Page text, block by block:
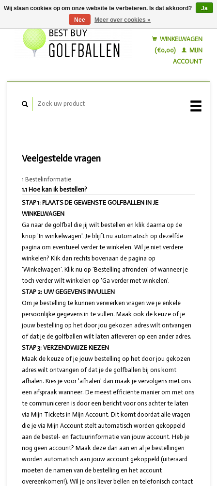
WINKELWAGEN
(€0,00)
MIJN
ACCOUNT
Veelgestelde vragen
1 Bestelinformatie
1.1 Hoe kan ik bestellen?
STAP 1: PLAATS DE GEWENSTE GOLFBALLEN IN JE
WINKELWAGEN
Ga naar de golfbal die jij wilt bestellen en klik daarna op de
knop 'In winkelwagen'. Je blijft nu automatisch op dezelfde
pagina om eventueel verder te winkelen. Wil je niet verdere
winkelen? Klik dan rechts bovenaan de pagina op
'Winkelwagen'. Klik nu op 'Bestelling afronden' of wanneer je
toch verder wilt winkelen op 'Ga verder met winkelen'.
STAP 2: UW GEGEVENS INVULLEN
Om je bestelling te kunnen verwerken vragen we je enkele
persoonlijke gegevens in te vullen. Maak ook de keuze of je
jouw bestelling op het door jou gekozen adres wilt ontvangen
of dat je de golfballen wilt laten afleveren op een ander adres.
STAP 3: VERZENDWIJZE KIEZEN
Maak de keuze of je jouw bestelling op het door jou gekozen
adres wilt ontvangen of dat je de golfballen bij ons komt
afhalen. Kies je voor 'afhalen' dan maak je vervolgens met ons
een afspraak wanneer. De meest efficiënte manier om met ons
te communiceren is door een bericht voor ons achter te laten
via Mijn Tickets in Mijn Account. Dit komt doordat alle vragen
die je via Mijn Account stelt automatisch worden gekoppeld
aan de bestel- en factuurinformatie van jouw account. Heb je
nog geen account? Maak deze dan aan en al je bestellingen
worden automatisch aan jouw account gekoppeld (uiteraard
moeten de namen van de bestelling en het account
overeenkomen!). Wil je ons liever bellen en telefonisch contact
Wij slaan cookies op om onze website te verbeteren. Is dat akkoord?
Ja
Nee
Meer over cookies »